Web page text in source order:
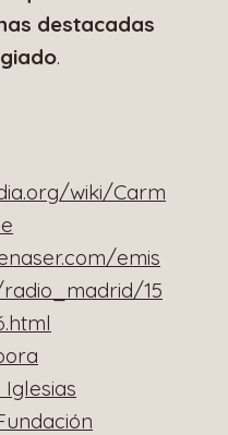
destacadas
.
wiki/Carm
emis
15